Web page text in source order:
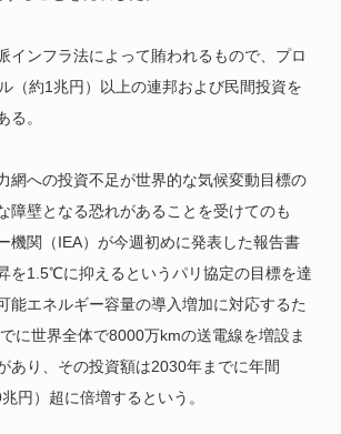
インフラ法によって賄われるもので、プロ
（約1兆円）以上の連邦および民間投資を
る。
網への投資不足が世界的な気候変動目標の
障壁となる恐れがあることを受けてのも
機関（IEA）が今週初めに発表した報告書
を1.5℃に抑えるというパリ協定の目標を達
能エネルギー容量の導入増加に対応するた
に世界全体で8000万kmの送電線を増設ま
あり、その投資額は2030年までに年間
円）超に倍増するという。